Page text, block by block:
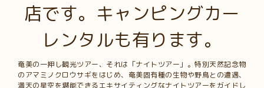
店です。キャンピングカー
レンタルも有ります。
奄美の一押し観光ツアー、それは「ナイトツアー」。特別天然記念物
のアマミノクロウサギをはじめ、奄美固有種の生物や野鳥との遭遇、
満天の星空を堪能できるエキサイティングなナイトツアーをガイドし